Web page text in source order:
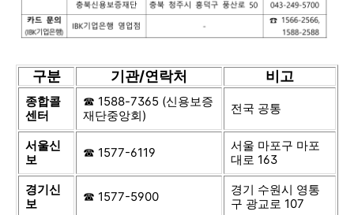
구분 기관/연락처 비고
종합콜
센터
☎ 1588-7365 (신용보증
재단중앙회)
전국 공통
서울신
보
☎ 1577-6119
서울 마포구 마포
대로 163
경기신
보
☎ 1577-5900
경기 수원시 영통
구 광교로 107